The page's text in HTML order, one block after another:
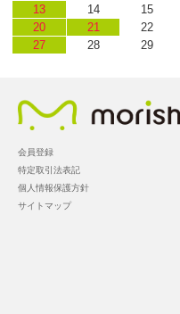
13
14 15
20
21 22
27
28 29
会員登録
特定取引法表記
個人情報保護方針
サイトマップ